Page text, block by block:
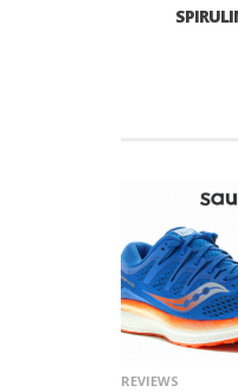
REVIEWS